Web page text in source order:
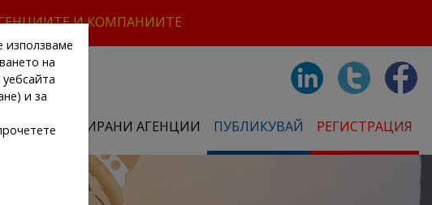
И КОМПАНИИТЕ
РЕГИСТРИРАНИ АГЕНЦИИ ПУБЛИКУВАЙ РЕГИСТРАЦИЯ
използваме
на
и за